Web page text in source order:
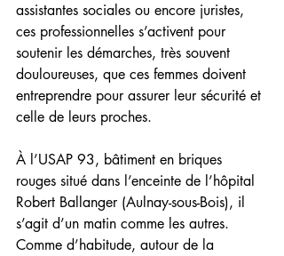
assistantes sociales ou encore juristes,
ces professionnelles s’activent pour
soutenir les démarches, très souvent
douloureuses, que ces femmes doivent
entreprendre pour assurer leur sécurité et
celle de leurs proches.
À l’USAP 93, bâtiment en briques
rouges situé dans l’enceinte de l’hôpital
Robert Ballanger (Aulnay-sous-Bois), il
s’agit d’un matin comme les autres.
Comme d’habitude, autour de la